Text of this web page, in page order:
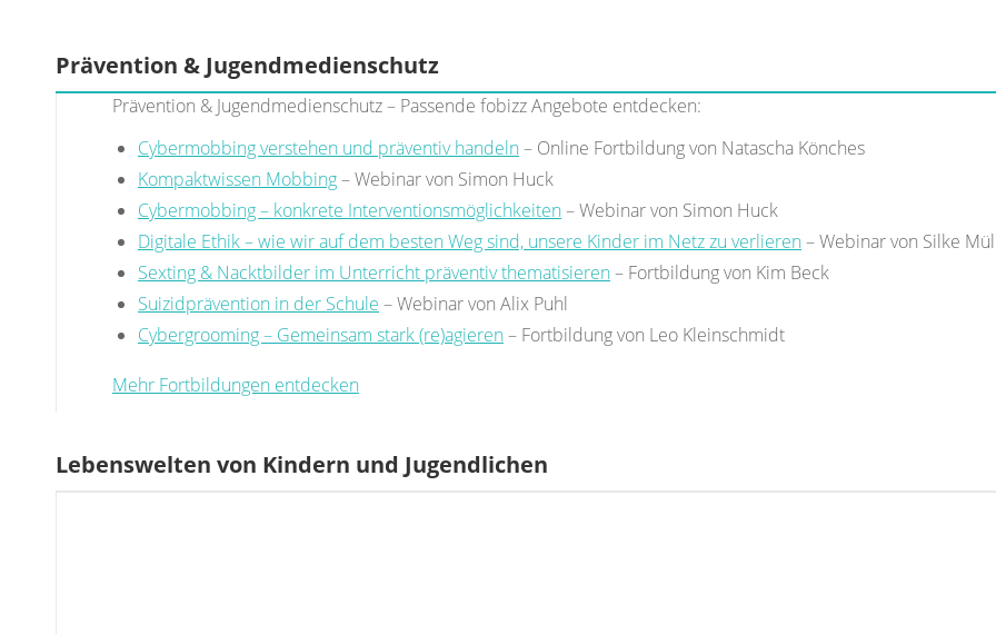
Prävention & Jugendmedienschutz
Prävention & Jugendmedienschutz – Passende fobizz Angebote entdecken:
Cybermobbing verstehen und präventiv handeln– Online Fortbildung von Natascha Könches
Kompaktwissen Mobbing– Webinar von Simon Huck
Cybermobbing – konkrete Interventionsmöglichkeiten– Webinar von Simon Huck
Digitale Ethik – wie wir auf dem besten Weg sind, unsere Kinder im Netz zu verlieren– Webinar von Silke
Sexting & Nacktbilder im Unterricht präventiv thematisieren– Fortbildung von Kim Beck
Suizidprävention in der Schule – Webinar von Alix Puhl
Cybergrooming – Gemeinsam stark (re)agieren– Fortbildung von Leo Kleinschmidt
Mehr Fortbildungen entdecken
Lebenswelten von Kindern und Jugendlichen